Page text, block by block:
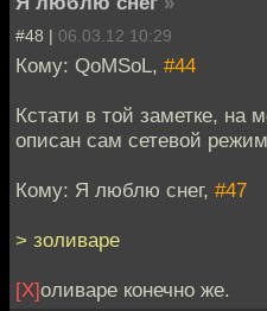
#48 | 06.03.12 10:29
Кому: QoMSoL, #44
Кстати в той заметке, на
описан сам сетевой
Кому: Я люблю снег, #47
> золиваре
[Х]оливаре конечно же.